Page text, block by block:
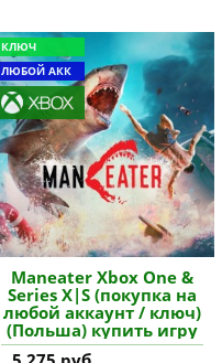
КЛЮЧ
ЛЮБОЙ АКК
Maneater Xbox One &
Series X|S (покупка на
любой аккаунт / ключ)
(Польша) купить игру